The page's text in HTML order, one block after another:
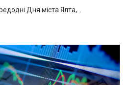
Дня міста Ялта,…